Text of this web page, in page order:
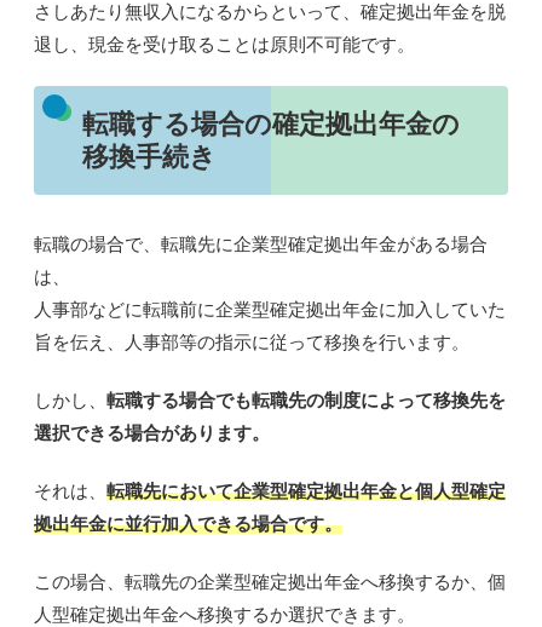
さしあたり無収入になるからといって、確定拠出年金を脱
退し、現金を受け取ることは原則不可能です。
転職する場合の確定拠出年金の
移換手続き
転職の場合で、転職先に企業型確定拠出年金がある場合
は、
人事部などに転職前に企業型確定拠出年金に加入していた
旨を伝え、人事部等の指示に従って移換を行います。
しかし、転職する場合でも転職先の制度によって移換先を
選択できる場合があります。
それは、転職先において企業型確定拠出年金と個人型確定
拠出年金に並行加入できる場合です。
この場合、転職先の企業型確定拠出年金へ移換するか、個
人型確定拠出年金へ移換するか選択できます。